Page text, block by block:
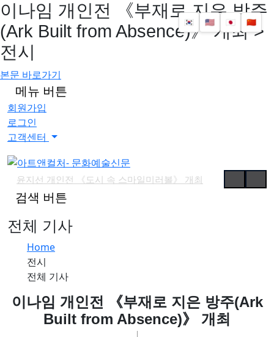
이나임 개인전 《부재로 지은 방주
(Ark Built from Absence)》 개최 >
전시
본문 바로가기
메뉴 버튼
회원가입
로그인
고객센터
윤지선 개인전 《도시 속 스마일미러볼》 개최
'가우디: 서울에서 다시 태어나다' 개막
유진실 개인전 《리듬의 풍경》 개최
최형인 개인전 《서로의 자리》 개최
'파인캐릭터 2026', DDP서 11월 개최
강민서·송이현진 2인전 《Fabricated Narratives 》 개최
권민철 개인전 《완벽한 날씨(The Perfect Weather)》 개최
검색 버튼
🇰🇷 🇺🇸 🇯🇵 🇨🇳
전체 기사
Home
전시
전체 기사
이나임 개인전 《부재로 지은 방주(Ark
Built from Absence)》 개최